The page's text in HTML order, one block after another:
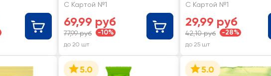
С Картой №1
69,99 руб
77,99 руб -10%
до 20 шт
С Картой №1
29,99 руб
42,10 руб -28%
до 25 шт
5.0 5.0